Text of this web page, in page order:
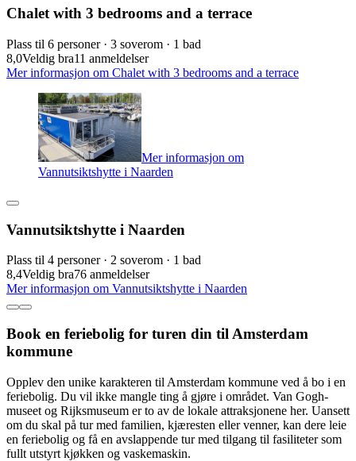
Chalet with 3 bedrooms and a terrace
Plass til 6 personer · 3 soverom · 1 bad
8,0Veldig bra11 anmeldelser
Mer informasjon om Chalet with 3 bedrooms and a terrace
Mer informasjon om
Vannutsiktshytte i Naarden
Vannutsiktshytte i Naarden
Plass til 4 personer · 2 soverom · 1 bad
8,4Veldig bra76 anmeldelser
Mer informasjon om Vannutsiktshytte i Naarden
Book en feriebolig for turen din til Amsterdam
kommune
Opplev den unike karakteren til Amsterdam kommune ved å bo i en
feriebolig. Du vil ikke mangle ting å gjøre i området. Van Gogh-
museet og Rijksmuseum er to av de lokale attraksjonene her. Uansett
om du skal på tur med familien, kjæresten eller venner, kan dere leie
en feriebolig og få en avslappende tur med tilgang til fasiliteter som
fullt utstyrt kjøkken og vaskemaskin.